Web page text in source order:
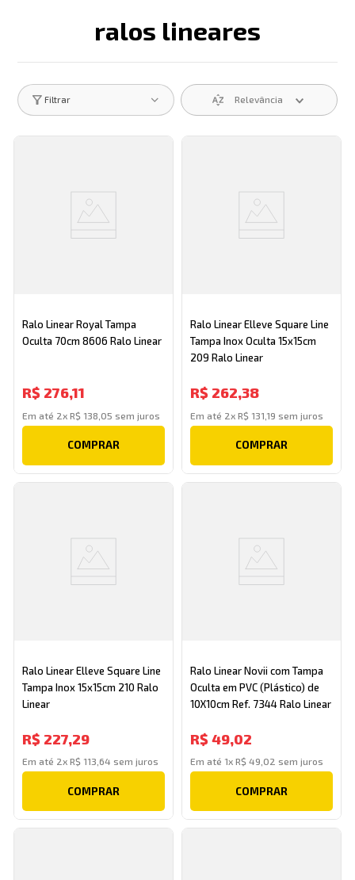
ralos lineares
Descrição search
Filtrar Relevância
Ralo Linear Royal Tampa
Oculta 70cm 8606 Ralo Linear
R$ 276,11
Em até 2xR$ 138 05 sem juros
COMPRAR
Ralo Linear Elleve Square Line
Tampa Inox Oculta 15x15cm
209 Ralo Linear
R$ 262,38
Em até 2x R$ 131 19 sem juros
COMPRAR
Ralo Linear Elleve Square Line
Tampa Inox 15x15cm 210 Ralo
Linear
R$ 227,29
Em até 2xR$ 113 ,64 sem juros
COMPRAR
Ralo Linear Novii com Tampa
Oculta em PVC (Plástico) de
10X10cm Ref. 7344 Ralo Linear
R$ 49,02
Em até 1x R$ 49 02 sem juros
COMPRAR